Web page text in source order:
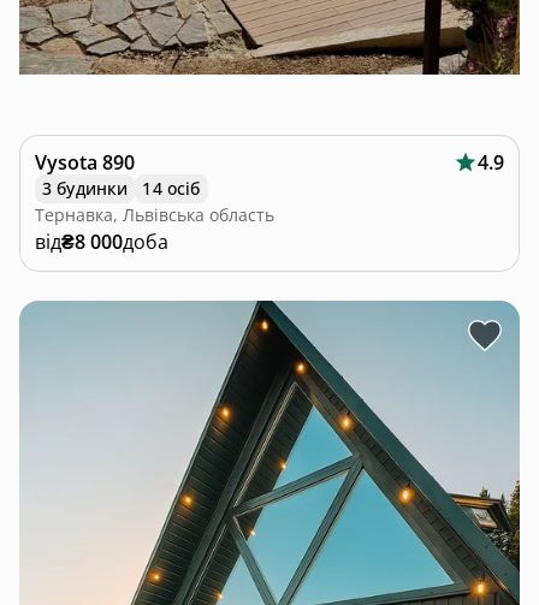
Vysota 890 4.9
3 будинки
14 осіб
Тернавка, Львівська область
від₴8 000доба